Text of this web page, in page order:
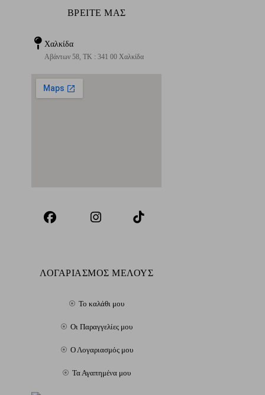
ΒΡΕΙΤΕ ΜΑΣ
Χαλκίδα
Αβάντων 58, ΤΚ : 341 00 Χαλκίδα
ΛΟΓΑΡΙΑΣΜΟΣ ΜΕΛΟΥΣ
Το καλάθι μου
Οι Παραγγελίες μου
Ο Λογαριασμός μου
Τα Αγαπημένα μου